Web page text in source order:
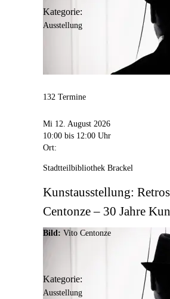
Kategorie:
Ausstellung
132 Termine
Mi 12. August 2026
10:00 bis 12:00 Uhr
Ort:
Stadtteilbibliothek Brackel
Kunstausstellung:
Centonze – 30 Jahre
Bild: Vito Centonze
Kategorie:
Ausstellung